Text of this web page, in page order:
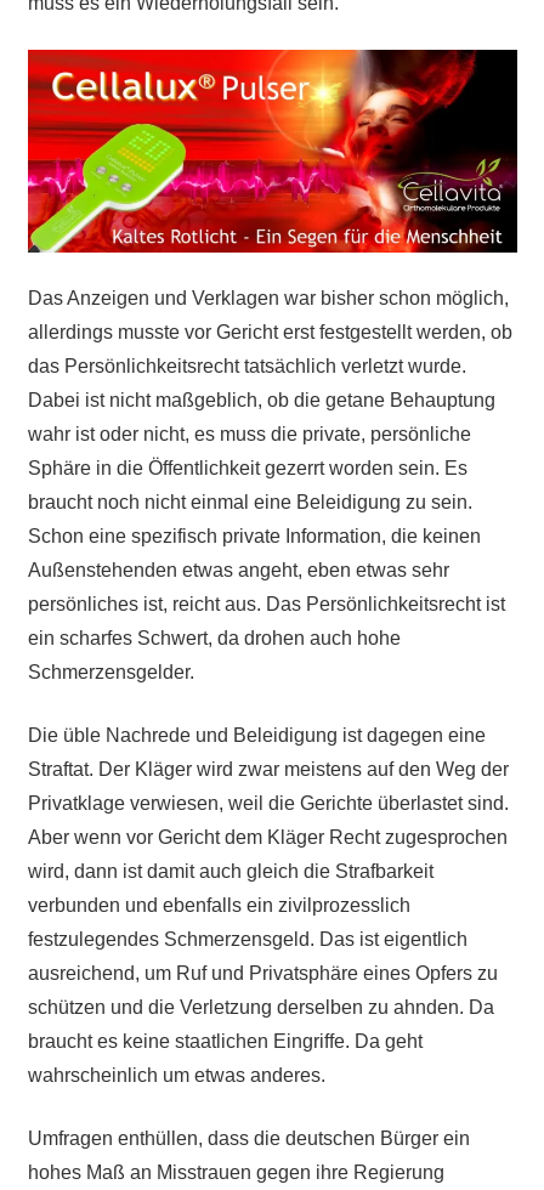
Das Anzeigen und Verklagen war bisher schon möglich,
allerdings musste vor Gericht erst festgestellt werden, ob
das Persönlichkeitsrecht tatsächlich verletzt wurde.
Dabei ist nicht maßgeblich, ob die getane Behauptung
wahr ist oder nicht, es muss die private, persönliche
Sphäre in die Öffentlichkeit gezerrt worden sein. Es
braucht noch nicht einmal eine Beleidigung zu sein.
Schon eine spezifisch private Information, die keinen
Außenstehenden etwas angeht, eben etwas sehr
persönliches ist, reicht aus. Das Persönlichkeitsrecht ist
ein scharfes Schwert, da drohen auch hohe
Schmerzensgelder.
Die üble Nachrede und Beleidigung ist dagegen eine
Straftat. Der Kläger wird zwar meistens auf den Weg der
Privatklage verwiesen, weil die Gerichte überlastet sind.
Aber wenn vor Gericht dem Kläger Recht zugesprochen
wird, dann ist damit auch gleich die Strafbarkeit
verbunden und ebenfalls ein zivilprozesslich
festzulegendes Schmerzensgeld. Das ist eigentlich
ausreichend, um Ruf und Privatsphäre eines Opfers zu
schützen und die Verletzung derselben zu ahnden. Da
braucht es keine staatlichen Eingriffe. Da geht
wahrscheinlich um etwas anderes.
Umfragen enthüllen, dass die deutschen Bürger ein
hohes Maß an Misstrauen gegen ihre Regierung